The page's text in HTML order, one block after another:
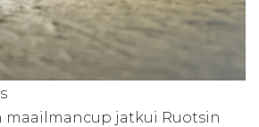
jatkui Ruotsin